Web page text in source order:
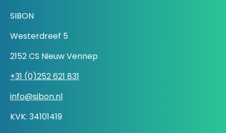
SIBON
Westerdreef 5
2152 CS Nieuw Vennep
+31 (0)252 621 831
info@sibon.nl
KVK: 34101419